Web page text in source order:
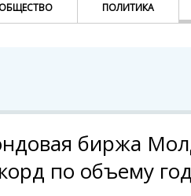
ОБЩЕСТВО ПОЛИТИКА
биржа
по объему